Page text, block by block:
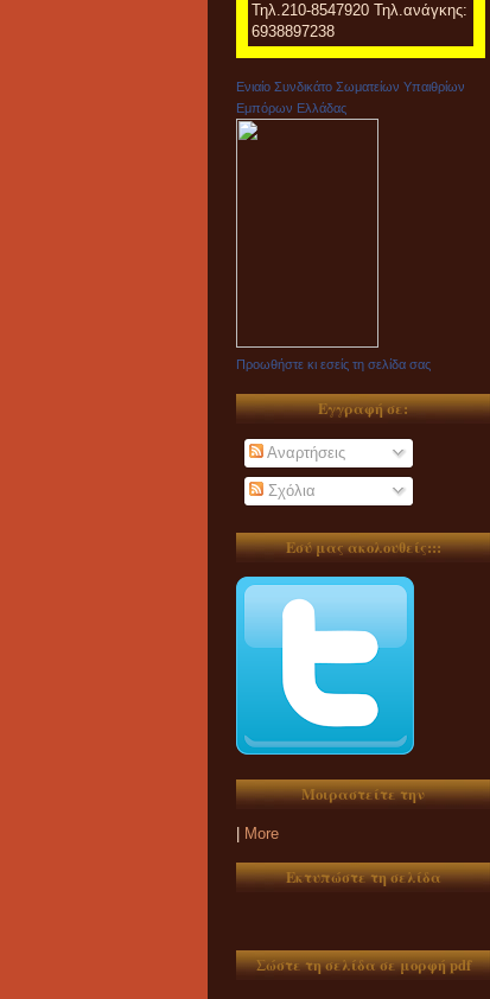
Τηλ.210-8547920 Τηλ.ανάγκης:
6938897238
Ενιαίο Συνδικάτο Σωματείων Υπαιθρίων
Εμπόρων Ελλάδας
Προωθήστε κι εσείς τη σελίδα σας
Εγγραφή σε:
Αναρτήσεις
Σχόλια
Εσύ μας ακολουθείς:::
Μοιραστείτε την
More
Εκτυπώστε τη σελίδα
Σώστε τη σελίδα σε μορφή pdf